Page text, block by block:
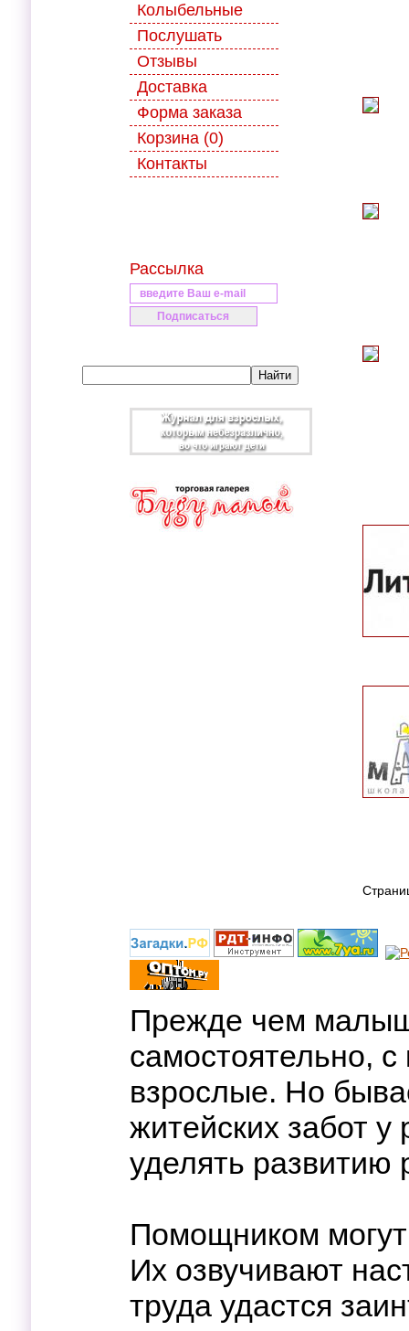
Колыбельные
Послушать
Отзывы
Доставка
Форма заказа
Корзина (0)
Контакты
Рассылка
Прежде чем
самостоятельно, с
взрослые. Но
житейских забот у
уделять развитию
Помощником могут
Их озвучивают
труда удастся